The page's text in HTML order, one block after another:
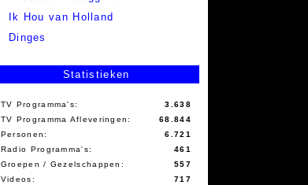
Ik Hou van Holland
Dinges
Statistieken
TV Programma's:
3.638
TV Programma Afleveringen:
68.844
Personen:
6.721
Radio Programma's:
461
Groepen / Gezelschappen:
557
Videos:
717